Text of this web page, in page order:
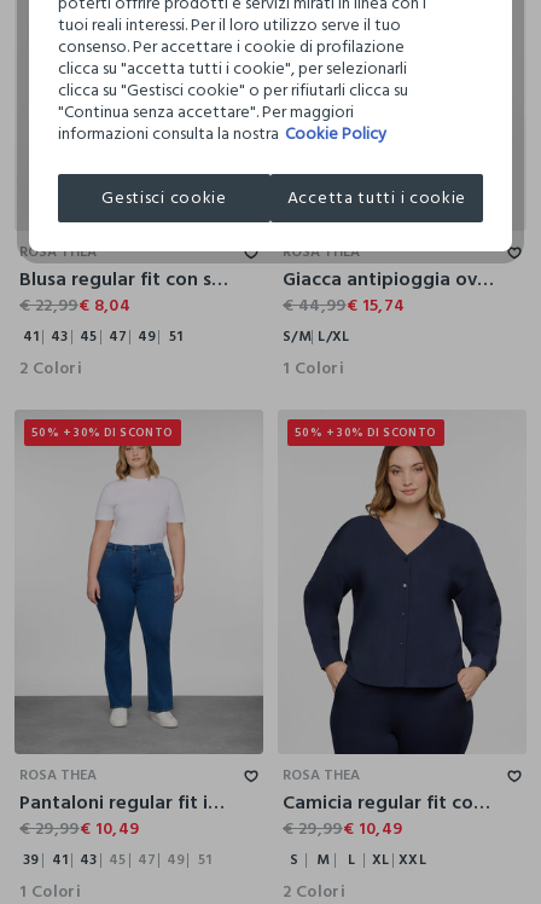
47 49
51
ROSA THEA
Blusa regular fit con scollo a V donna curvy
€ 22,99€ 8,04
41 43 45 47 49 51
2 Colori
S/M L/XL
ROSA THEA
Giacca antipioggia over fit con cappuccio donna curvy
€ 44,99€ 15,74
S/M L/XL
1 Colori
50% + 30% DI SCONTO
45 49
ROSA THEA
Pantaloni regular fit in comfort stretch denim donna curvy
€ 29,99€ 10,49
39 41 43 45 47 49 51
1 Colori
50% + 30% DI SCONTO
XXL
ROSA THEA
Camicia regular fit con scollo a V misto modal donna curvy
€ 29,99€ 10,49
S M L XL XXL
2 Colori
tuoi reali interessi. Per il loro utilizzo serve il tuo
consenso. Per accettare i cookie di profilazione
clicca su "accetta tutti i cookie", per selezionarli
clicca su "Gestisci cookie" o per rifiutarli clicca su
"Continua senza accettare". Per maggiori
informazioni consulta la nostra Cookie Policy
Gestisci cookie Accetta tutti i cookie